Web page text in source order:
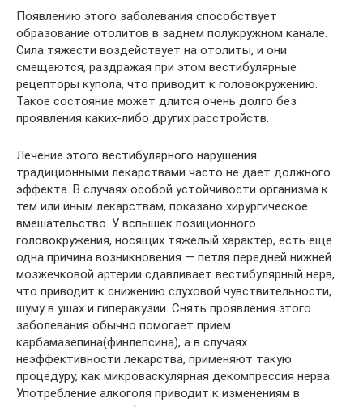
Появлению этого заболевания способствует
образование отолитов в заднем полукружном канале.
Сила тяжести воздействует на отолиты, и они
смещаются, раздражая при этом вестибулярные
рецепторы купола, что приводит к головокружению.
Такое состояние может длится очень долго без
проявления каких-либо других расстройств.
Лечение этого вестибулярного нарушения
традиционными лекарствами часто не дает должного
эффекта. В случаях особой устойчивости организма к
тем или иным лекарствам, показано хирургическое
вмешательство. У вспышек позиционного
головокружения, носящих тяжелый характер, есть еще
одна причина возникновения — петля передней нижней
мозжечковой артерии сдавливает вестибулярный нерв,
что приводит к снижению слуховой чувствительности,
шуму в ушах и гиперакузии. Снять проявления этого
заболевания обычно помогает прием
карбамазепина(финлепсина), а в случаях
неэффективности лекарства, применяют такую
процедуру, как микроваскулярная декомпрессия нерва.
Употребление алкоголя приводит к изменениям в